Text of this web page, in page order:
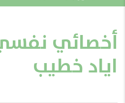
أخصائي
اياد خطيب